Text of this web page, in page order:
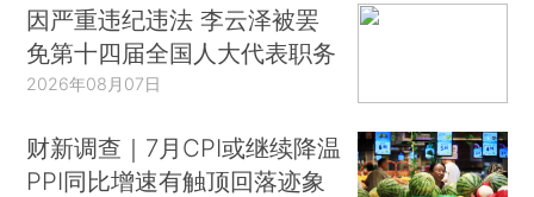
因严重违纪违法 李云泽被罢
免第十四届全国人大代表职务
2026年08月07日
财新调查｜7月CPI或继续降温
PPI同比增速有触顶回落迹象